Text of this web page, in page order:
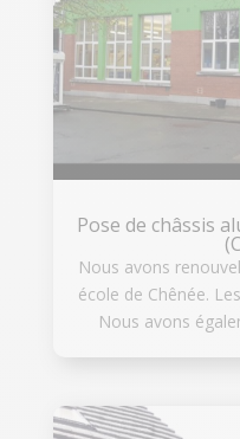
Pose de châssis
Nous avons
école de Chênée.
Nous avons